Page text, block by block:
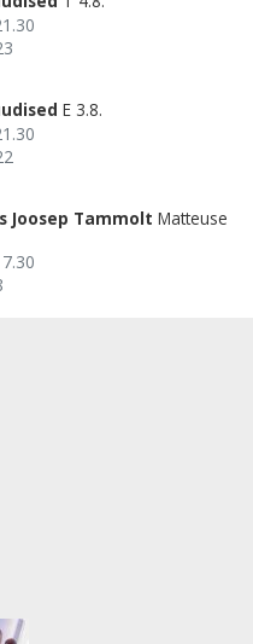
E 3.8.
Joosep Tammolt Matteuse